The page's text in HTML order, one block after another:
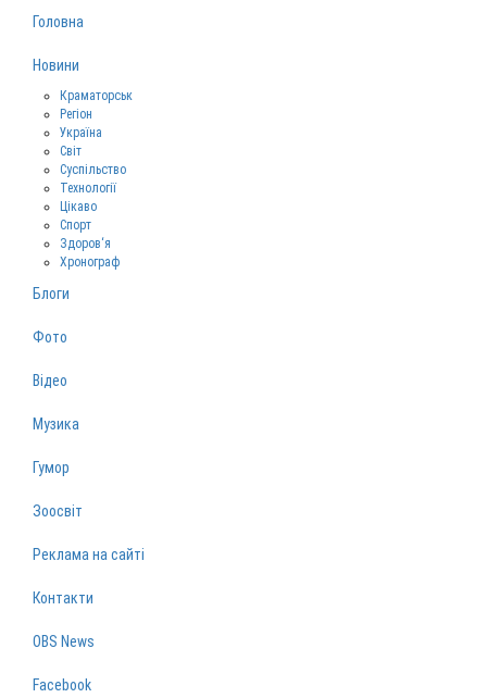
Головна
Новини
Краматорськ
Регіон
Україна
Світ
Суспільство
Технології
Цікаво
Спорт
Здоров‘я
Хронограф
Блоги
Фото
Відео
Музика
Гумор
Зоосвіт
Реклама на сайті
Контакти
OBS News
Facebook